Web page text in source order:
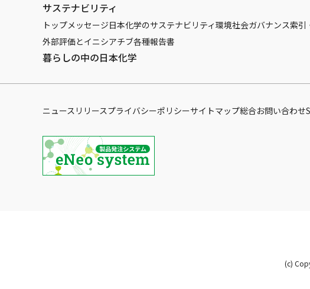
サステナビリティ
トップメッセージ日本化学のサステナビリティ環境社会ガバナンス索引
外部評価とイニシアチブ各種報告書
暮らしの中の日本化学
ニュースリリースプライバシーポリシーサイトマップ総合お問い合わせ
(c)